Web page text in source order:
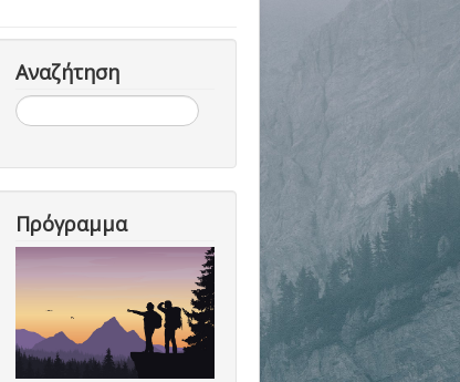
Αναζήτηση
Αναζήτηση...
Πρόγραμμα